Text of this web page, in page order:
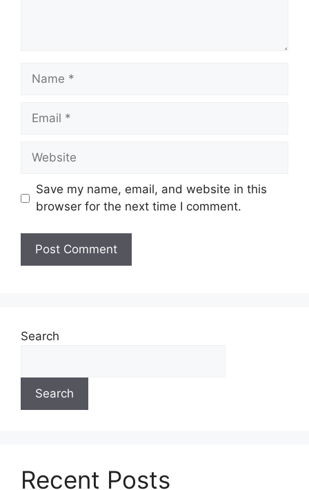
Save my name, email, and website in this
browser for the next time I comment.
Search
Search
Recent Posts